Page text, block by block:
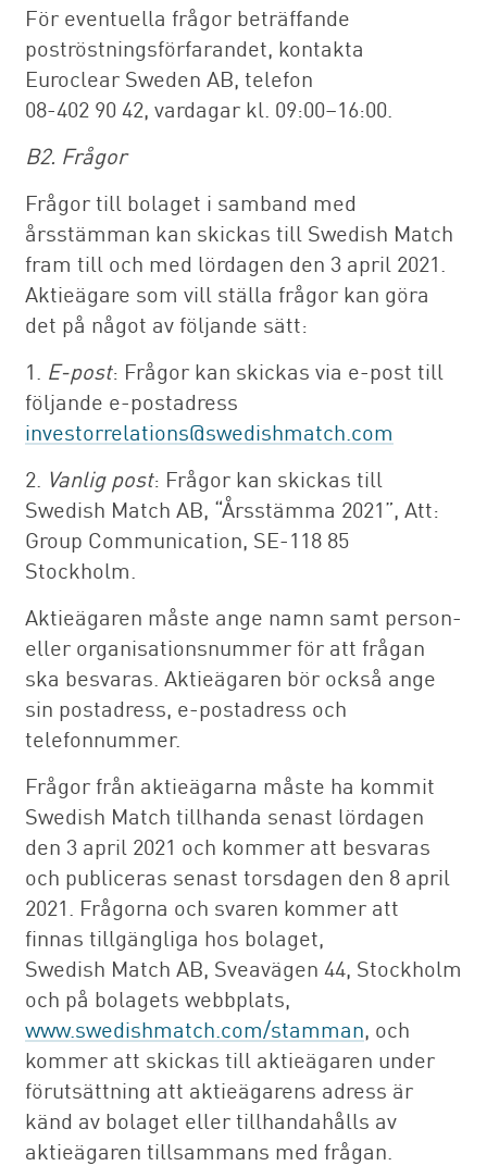
För eventuella frågor beträffande
poströstningsförfarandet, kontakta
Euroclear Sweden AB, telefon
08-402 90 42, vardagar kl. 09:00–16:00.
B2. Frågor
Frågor till bolaget i samband med
årsstämman kan skickas till Swedish Match
fram till och med lördagen den 3 april 2021.
Aktieägare som vill ställa frågor kan göra
det på något av följande sätt:
1. E-post: Frågor kan skickas via e-post till
följande e-postadress
investorrelations@swedishmatch.com
2. Vanlig post: Frågor kan skickas till
Swedish Match AB, “Årsstämma 2021”, Att:
Group Communication, SE-118 85
Stockholm.
Aktieägaren måste ange namn samt person-
eller organisationsnummer för att frågan
ska besvaras. Aktieägaren bör också ange
sin postadress, e-postadress och
telefonnummer.
Frågor från aktieägarna måste ha kommit
Swedish Match tillhanda senast lördagen
den 3 april 2021 och kommer att besvaras
och publiceras senast torsdagen den 8 april
2021. Frågorna och svaren kommer att
finnas tillgängliga hos bolaget,
Swedish Match AB, Sveavägen 44, Stockholm
och på bolagets webbplats,
www.swedishmatch.com/stamman, och
kommer att skickas till aktieägaren under
förutsättning att aktieägarens adress är
känd av bolaget eller tillhandahålls av
aktieägaren tillsammans med frågan.